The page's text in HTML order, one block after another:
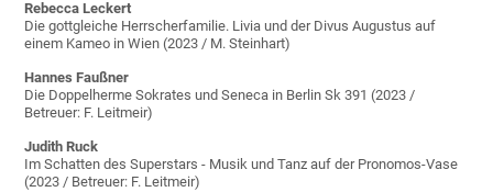
Rebecca Leckert
Die gottgleiche Herrscherfamilie. Livia und der Divus Augustus auf
einem Kameo in Wien (2023 / M. Steinhart)
Hannes Faußner
Die Doppelherme Sokrates und Seneca in Berlin Sk 391 (2023 /
Betreuer: F. Leitmeir)
Judith Ruck
Im Schatten des Superstars - Musik und Tanz auf der Pronomos-Vase
(2023 / Betreuer: F. Leitmeir)